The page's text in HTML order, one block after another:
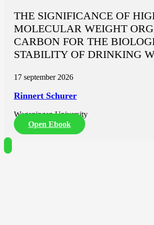
THE SIGNIFICANCE OF
MOLECULAR WEIGHT
CARBON FOR THE
STABILITY OF DRINKING
17 september 2026
Rinnert Schurer
Wageningen University
Open Ebook